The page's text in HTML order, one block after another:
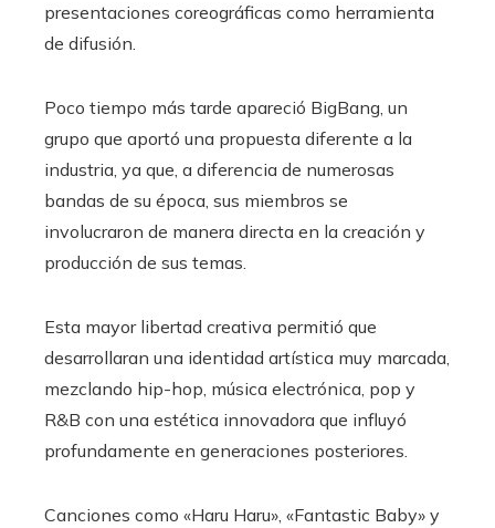
presentaciones coreográficas como herramienta
de difusión.
Poco tiempo más tarde apareció BigBang, un
grupo que aportó una propuesta diferente a la
industria, ya que, a diferencia de numerosas
bandas de su época, sus miembros se
involucraron de manera directa en la creación y
producción de sus temas.
Esta mayor libertad creativa permitió que
desarrollaran una identidad artística muy marcada,
mezclando hip-hop, música electrónica, pop y
R&B con una estética innovadora que influyó
profundamente en generaciones posteriores.
Canciones como «Haru Haru», «Fantastic Baby» y